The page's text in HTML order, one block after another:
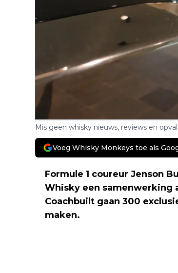
Mis geen whisky nieuws, reviews en
Voeg Whisky Monkeys toe als
Formule 1 coureur Jenson
Whisky een samenwerking
Coachbuilt gaan 300
maken.